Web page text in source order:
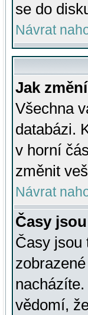
se do
Návrat
Jak
Všechna
databázi.
v horní
změnit
Návrat
Časy
Časy jsou
vědomí,